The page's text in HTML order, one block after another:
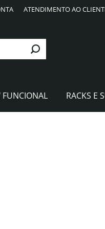
ATENDIMENTO AO
FUNCIONAL RACKS E